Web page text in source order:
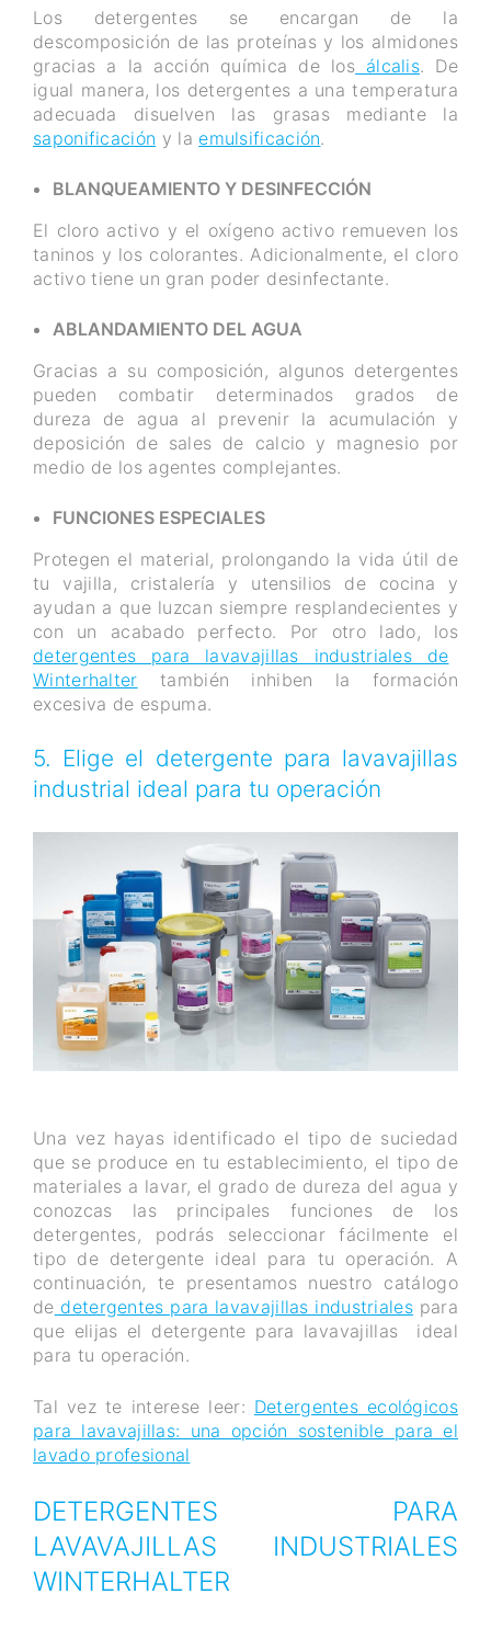
Los detergentes se encargan de la
descomposición de las proteínas y los almidones
gracias a la acción química de los álcalis. De
igual manera, los detergentes a una temperatura
adecuada disuelven las grasas mediante la
saponificación y la emulsificación.
BLANQUEAMIENTO Y DESINFECCIÓN
El cloro activo y el oxígeno activo remueven los
taninos y los colorantes. Adicionalmente, el cloro
activo tiene un gran poder desinfectante.
ABLANDAMIENTO DEL AGUA
Gracias a su composición, algunos detergentes
pueden combatir determinados grados de
dureza de agua al prevenir la acumulación y
deposición de sales de calcio y magnesio por
medio de los agentes complejantes.
FUNCIONES ESPECIALES
Protegen el material, prolongando la vida útil de
tu vajilla, cristalería y utensilios de cocina y
ayudan a que luzcan siempre resplandecientes y
con un acabado perfecto. Por otro lado, los
detergentes para lavavajillas industriales de
Winterhalter también inhiben la formación
excesiva de espuma.
5. Elige el detergente para lavavajillas
industrial ideal para tu operación
Una vez hayas identificado el tipo de suciedad
que se produce en tu establecimiento, el tipo de
materiales a lavar, el grado de dureza del agua y
conozcas las principales funciones de los
detergentes, podrás seleccionar fácilmente el
tipo de detergente ideal para tu operación. A
continuación, te presentamos nuestro catálogo
de detergentes para lavavajillas industrialespara
que elijas el detergente para lavavajillas ideal
para tu operación.
Tal vez te interese leer: Detergentes ecológicos
para lavavajillas: una opción sostenible para el
lavado profesional
DETERGENTES PARA
LAVAVAJILLAS INDUSTRIALES
WINTERHALTER